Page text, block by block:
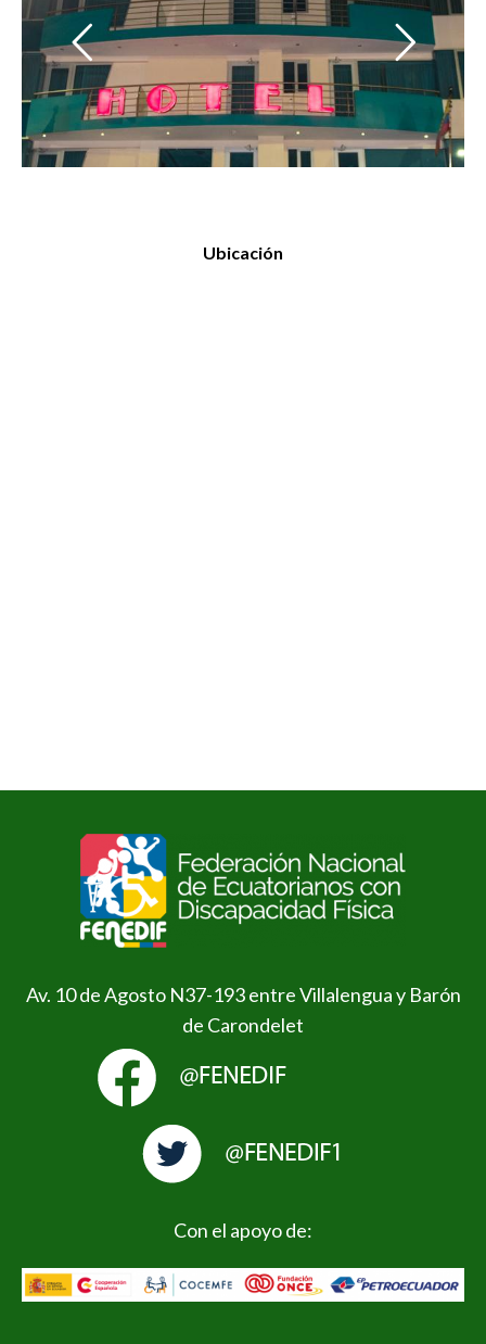
Ubicación
Av. 10 de Agosto N37-193 entre Villalengua y Barón
de Carondelet
Con el apoyo de: